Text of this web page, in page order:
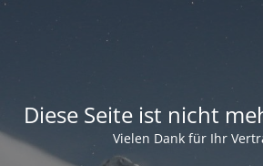
Diese Seite ist nicht
Vielen Dank für Ihr